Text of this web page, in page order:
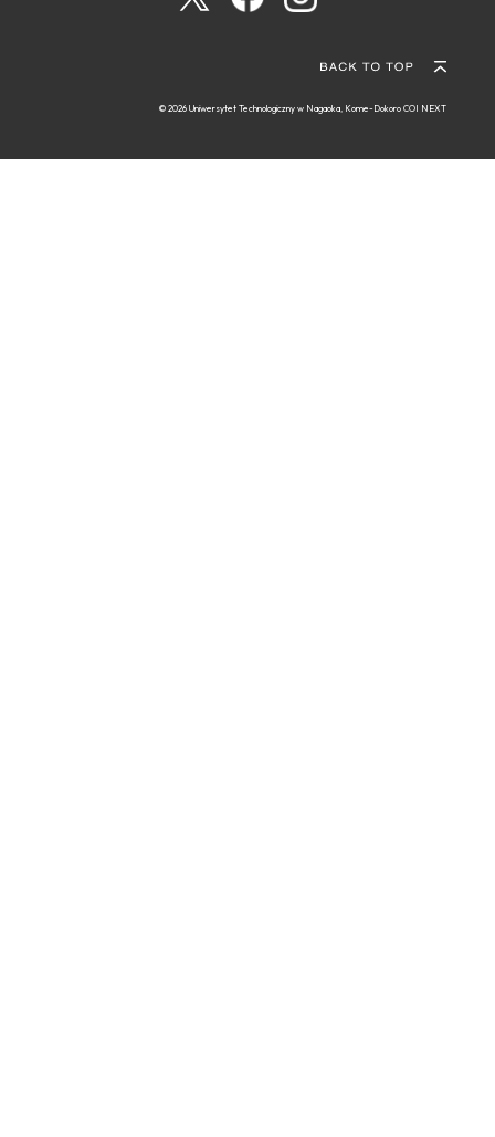
© 2026 Uniwersytet Technologiczny w Nagaoka, Kome-Dokoro COI NEXT